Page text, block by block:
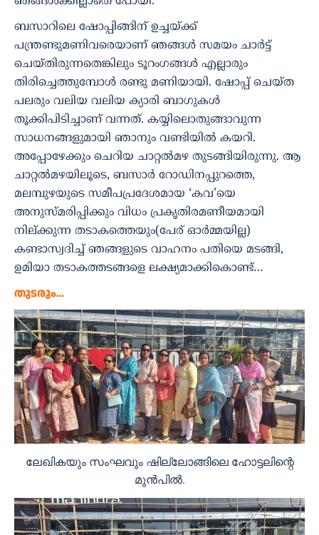
ബസാറിലെ ഷോപ്പിങ്ങിന് ഉച്ചയ്ക്ക്
പന്ത്രണ്ടുമണിവരെയാണ് ഞങ്ങൾ സമയം ചാർട്ട്
ചെയ്തിരുന്നതെങ്കിലും ടൂറംഗങ്ങൾ എല്ലാരും
തിരിച്ചെത്തുമ്പോൾ രണ്ടു മണിയായി. ഷോപ്പ് ചെയ്ത
പലരും വലിയ വലിയ ക്യാരി ബാഗുകൾ
തൂക്കിപിടിച്ചാണ് വന്നത്. കയ്യിലൊതുങ്ങാവുന്ന
സാധനങ്ങളുമായി ഞാനും വണ്ടിയിൽ കയറി.
അപ്പോഴേക്കും ചെറിയ ചാറ്റൽമഴ തുടങ്ങിയിരുന്നു. ആ
ചാറ്റൽമഴയിലൂടെ, ബസാർ റോഡിനപ്പുറത്തെ,
മലമ്പുഴയുടെ സമീപപ്രദേശമായ ‘കവ’യെ
അനുസ്മരിപ്പിക്കും വിധം പ്രകൃതിരമണീയമായി
നില്ക്കുന്ന തടാകത്തെയും(പേര് ഓർമ്മയില്ല)
കണ്ടാസ്വദിച്ച് ഞങ്ങളുടെ വാഹനം പതിയെ മടങ്ങി,
ഉമിയാ തടാകത്തടങ്ങളെ ലക്ഷ്യമാക്കികൊണ്ട്…
തുടരും…
ലേഖികയും സംഘവും ഷില്ലോങ്ങിലെ ഹോട്ടലിന്റെ
മുൻപിൽ.